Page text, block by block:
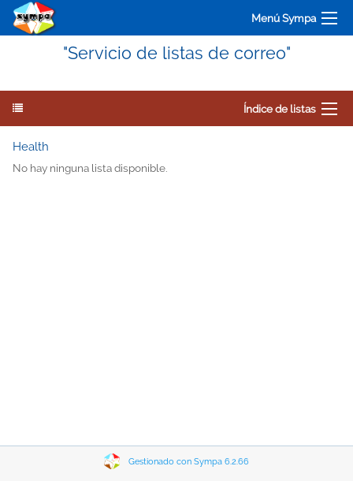
Menú Sympa
"Servicio de listas de correo"
Índice de listas
Health
No hay ninguna lista disponible.
Gestionado con Sympa 6.2.66